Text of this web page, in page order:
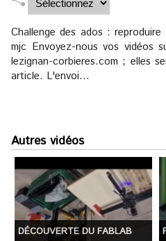
Challenge des ados :
mjc Envoyez-nous vos vidéos
lezignan-corbieres.com ; elles
article. L'envoi...
Autres vidéos
DÉCOUVERTE DU FABLAB